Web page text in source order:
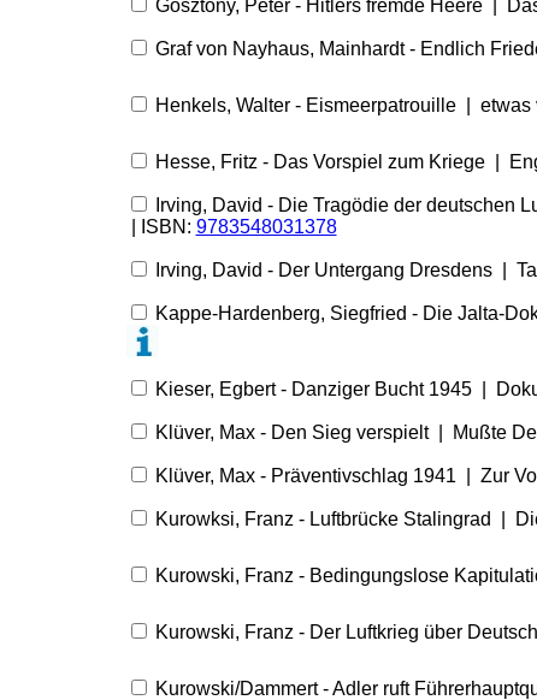
Gosztony, Peter - Hitlers fremde Heere |
Graf von Nayhaus, Mainhardt - Endlich
Henkels, Walter - Eismeerpatrouille |
Hesse, Fritz - Das Vorspiel zum Kriege |
Irving, David - Die Tragödie der deutschen
| ISBN: 9783548031378
Irving, David - Der Untergang Dresdens |
Kappe-Hardenberg, Siegfried - Die Jalta-
Kieser, Egbert - Danziger Bucht 1945 |
Klüver, Max - Den Sieg verspielt | Mußte
Klüver, Max - Präventivschlag 1941 | Zur
Kurowksi, Franz - Luftbrücke Stalingrad |
Kurowski, Franz - Bedingungslose
Kurowski, Franz - Der Luftkrieg über
Kurowski/Dammert - Adler ruft